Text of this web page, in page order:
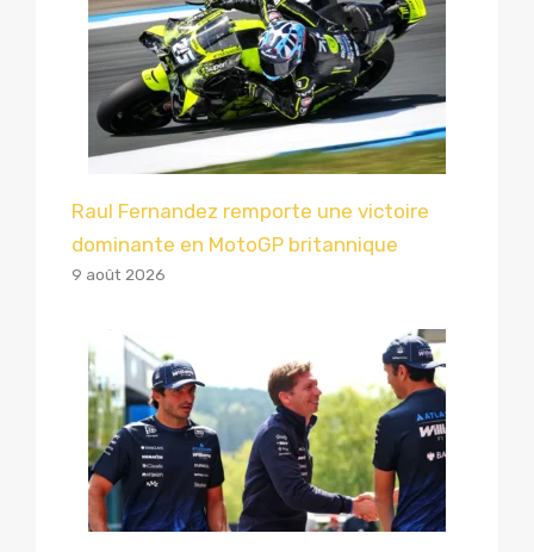
Raul Fernandez remporte une victoire
dominante en MotoGP britannique
9 août 2026